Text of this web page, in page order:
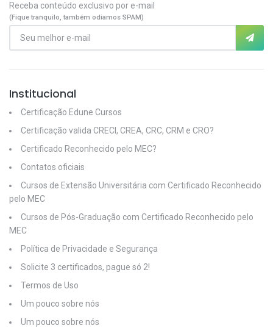
Receba conteúdo exclusivo por e-mail
(Fique tranquilo, também odiamos SPAM)
Institucional
Certificação Edune Cursos
Certificação valida CRECI, CREA, CRC, CRM e CRO?
Certificado Reconhecido pelo MEC?
Contatos oficiais
Cursos de Extensão Universitária com Certificado Reconhecido
pelo MEC
Cursos de Pós-Graduação com Certificado Reconhecido pelo
MEC
Política de Privacidade e Segurança
Solicite 3 certificados, pague só 2!
Termos de Uso
Um pouco sobre nós
Um pouco sobre nós